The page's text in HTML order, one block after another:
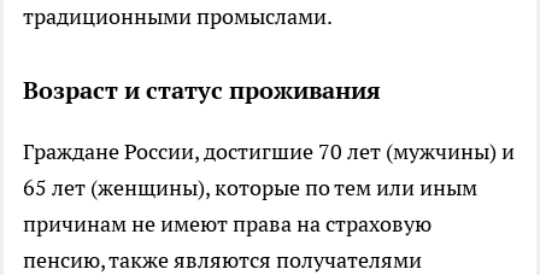
традиционными промыслами.
Возраст и статус проживания
Граждане России, достигшие 70 лет (мужчины) и
65 лет (женщины), которые по тем или иным
причинам не имеют права на страховую
пенсию, также являются получателями